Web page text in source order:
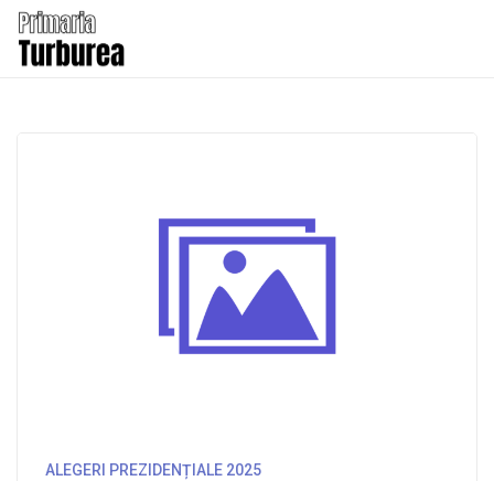
ALEGERI PREZIDENȚIALE 2025